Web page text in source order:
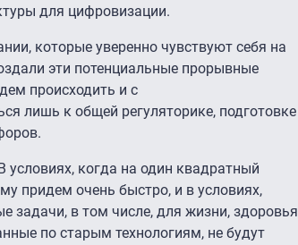
для цифровизации.
которые уверенно чувствуют себя на
эти потенциальные прорывные
происходить и с
лишь к общей регуляторике, подготовке
условиях, когда на один квадратный
придем очень быстро, и в условиях,
задачи, в том числе, для жизни, здоровья
по старым технологиям, не будут